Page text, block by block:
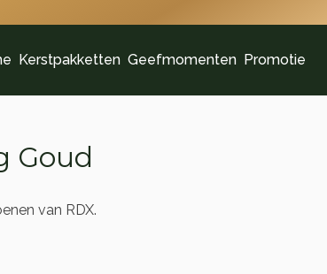
Kerstpakketten Geefmomenten Promotie
Goud
van RDX.